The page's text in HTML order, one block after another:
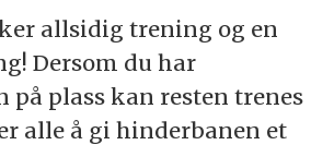
allsidig trening og en
Dersom du har
på plass kan resten trenes
alle å gi hinderbanen et